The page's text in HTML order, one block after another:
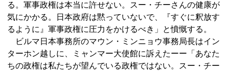
る。軍事政権は本当に許せない。スー・チーさんの健康が
気にかかる。日本政府は黙っていないで、『すぐに釈放す
るように』軍事政権に圧力をかけるべき」と憤慨する。
ビルマ日本事務所のマウン・ミンニョウ事務局長はイン
ターホン越しに、ミャンマー大使館に訴えたーー「あなた
ちの政権は私たちが望んでいる政権ではない。スー・チー